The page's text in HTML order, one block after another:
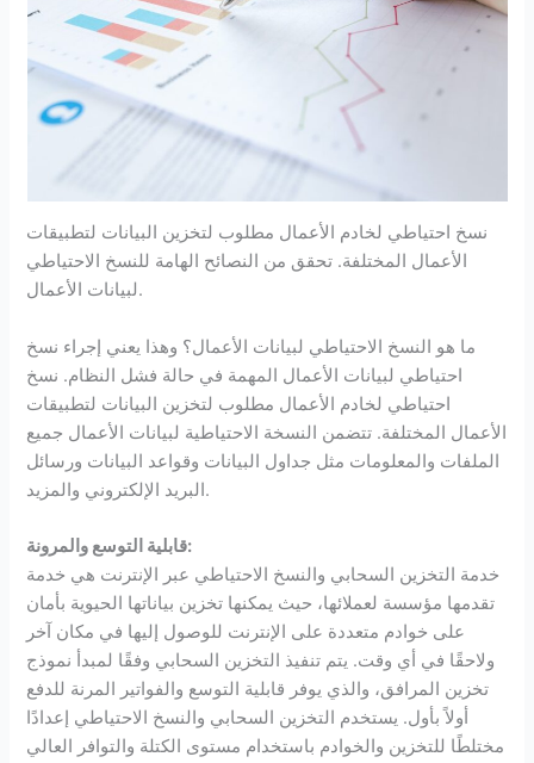
نسخ احتياطي لخادم الأعمال مطلوب لتخزين البيانات لتطبيقات
الأعمال المختلفة. تحقق من النصائح الهامة للنسخ الاحتياطي
لبيانات الأعمال.
ما هو النسخ الاحتياطي لبيانات الأعمال؟ وهذا يعني إجراء نسخ
احتياطي لبيانات الأعمال المهمة في حالة فشل النظام. نسخ
احتياطي لخادم الأعمال مطلوب لتخزين البيانات لتطبيقات
الأعمال المختلفة. تتضمن النسخة الاحتياطية لبيانات الأعمال جميع
الملفات والمعلومات مثل جداول البيانات وقواعد البيانات ورسائل
البريد الإلكتروني والمزيد.
قابلية التوسع والمرونة:
خدمة التخزين السحابي والنسخ الاحتياطي عبر الإنترنت هي خدمة
تقدمها مؤسسة لعملائها، حيث يمكنها تخزين بياناتها الحيوية بأمان
على خوادم متعددة على الإنترنت للوصول إليها في مكان آخر
ولاحقًا في أي وقت. يتم تنفيذ التخزين السحابي وفقًا لمبدأ نموذج
تخزين المرافق، والذي يوفر قابلية التوسع والفواتير المرنة للدفع
أولاً بأول. يستخدم التخزين السحابي والنسخ الاحتياطي إعدادًا
مختلطًا للتخزين والخوادم باستخدام مستوى الكتلة والتوافر العالي